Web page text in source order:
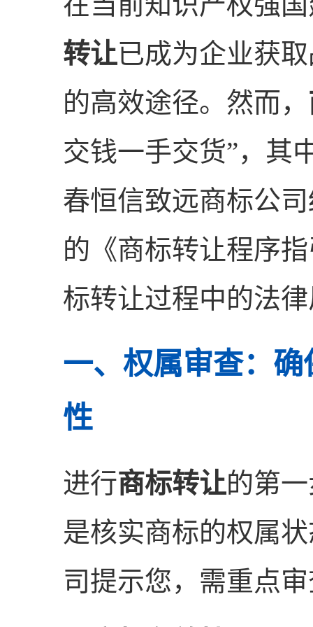
转让已成为企业获
的高效途径。然而，
交钱一手交货”，其
春恒信致远商标公
的《商标转让程序
标转让过程中的法
一、权属审查：
性
进行商标转让的第
是核实商标的权属
司提示您，需重点